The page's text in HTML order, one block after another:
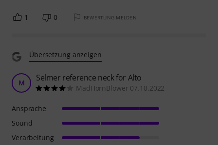
1 0 BEWERTUNG MELDEN
Übersetzung anzeigen
M Selmer reference neck for Alto
MadHornBlower 07.10.2022
Ansprache
Sound
Verarbeitung